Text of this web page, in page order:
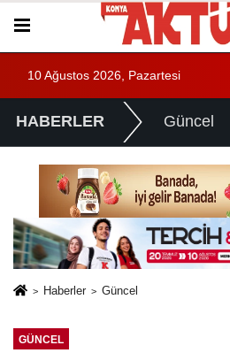
10 Ağustos 2026, Pazartesi
HABERLER Güncel
Haberler Güncel
GÜNCEL